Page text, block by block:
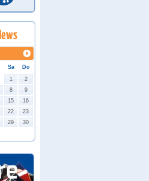
Sa
Do
1
2
8
9
15
16
22
23
29
30